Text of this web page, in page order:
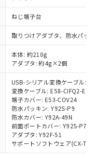
ねじ端子台
取りつけアダプタ、防水パッ
本体: 約210g
アダプタ: 約4g×2個
USB-シリアル変換ケーブル:
変換ケーブル: E58-CIFQ2-E
端子カバー: E53-COV24
防水パッキン: Y92S-P9
防水カバー: Y92A-49N
前面ポートカバー: Y92S-P7
アダプタ: Y92F-51
サポートソフトウェア(CX-
ます。
リスト作成サー
れている必要が
ト上で当社にご
について、当社
者が、当社の製
お客様との取
で利用すること
は、"個人情報
の「1.共同利
れている法人を
により、予定
す。
ロード
ンロードするこ
非含有証明書
社基準）
非含有を証明す
含有を証明する
ます。
おいて有害物
に深刻な影響を
す。
販売部門へお問
。また当社は、
わる関係者が違
ある場合は、取
。
キャンセル
た在庫状況の
ない機種